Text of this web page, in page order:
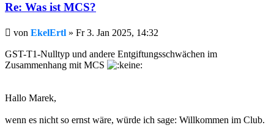
Re: Was ist MCS?
Beitrag
von EkelErtl » Fr 3. Jan 2025, 14:32
GST-T1-Nulltyp und andere Entgiftungsschwächen im
Zusammenhang mit MCS
Hallo Marek,
wenn es nicht so ernst wäre, würde ich sage: Willkommen im Club.